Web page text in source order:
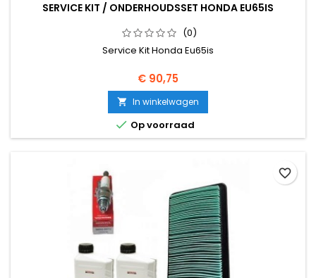
SERVICE KIT / ONDERHOUDSSET HONDA EU65IS
(0)
Service Kit Honda Eu65is
Prijs
€ 90,75
 In winkelwagen
 Op voorraad
favorite_border